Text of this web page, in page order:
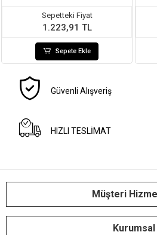
Sepetteki Fiyat
1.223,91 TL
Sepete Ekle
Güvenli Alışveriş
HIZLI TESLİMAT
Müşteri
Kurumsal